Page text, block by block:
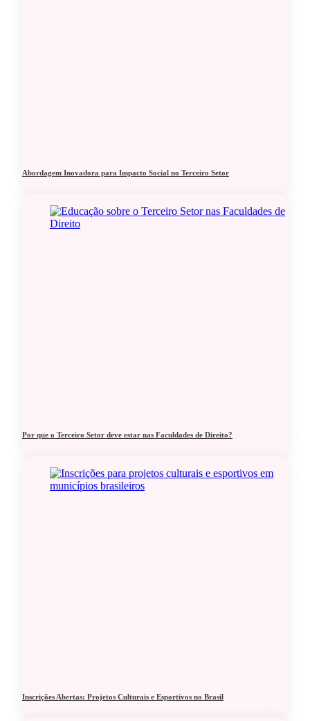
Abordagem Inovadora para Impacto Social no Terceiro Setor
Por que o Terceiro Setor deve estar nas Faculdades de Direito?
Inscrições Abertas: Projetos Culturais e Esportivos no Brasil